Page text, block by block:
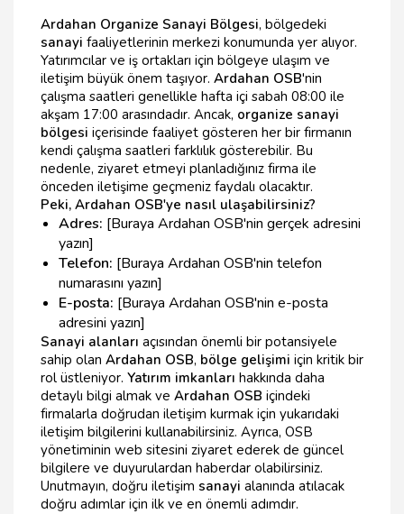
Ardahan Organize Sanayi Bölgesi, bölgedeki
sanayi faaliyetlerinin merkezi konumunda yer alıyor.
Yatırımcılar ve iş ortakları için bölgeye ulaşım ve
iletişim büyük önem taşıyor. Ardahan OSB'nin
çalışma saatleri genellikle hafta içi sabah 08:00 ile
akşam 17:00 arasındadır. Ancak, organize sanayi
bölgesi içerisinde faaliyet gösteren her bir firmanın
kendi çalışma saatleri farklılık gösterebilir. Bu
nedenle, ziyaret etmeyi planladığınız firma ile
önceden iletişime geçmeniz faydalı olacaktır.
Peki, Ardahan OSB'ye nasıl ulaşabilirsiniz?
Adres: [Buraya Ardahan OSB'nin gerçek adresini
yazın]
Telefon: [Buraya Ardahan OSB'nin telefon
numarasını yazın]
E-posta: [Buraya Ardahan OSB'nin e-posta
adresini yazın]
Sanayi alanları açısından önemli bir potansiyele
sahip olan Ardahan OSB, bölge gelişimi için kritik bir
rol üstleniyor. Yatırım imkanları hakkında daha
detaylı bilgi almak ve Ardahan OSB içindeki
firmalarla doğrudan iletişim kurmak için yukarıdaki
iletişim bilgilerini kullanabilirsiniz. Ayrıca, OSB
yönetiminin web sitesini ziyaret ederek de güncel
bilgilere ve duyurulardan haberdar olabilirsiniz.
Unutmayın, doğru iletişim sanayi alanında atılacak
doğru adımlar için ilk ve en önemli adımdır.